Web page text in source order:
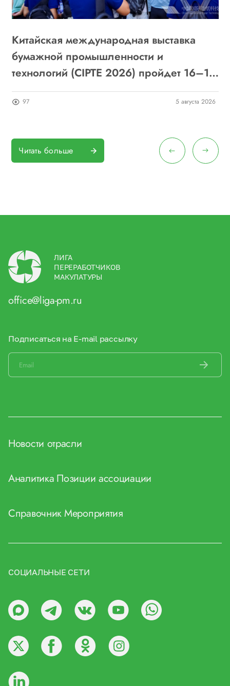
Китайская международная выставка
бумажной промышленности и
технологий (CIPTE 2026) пройдет 16–18
сентября в Ухане: приглашаем к участию
97 5 августа 2026
Читать больше
ЛИГА
ПЕРЕРАБОТЧИКОВ
МАКУЛАТУРЫ
office@liga-pm.ru
Подписаться на E-mail рассылку
Новости отрасли
Аналитика Позиции ассоциации
СправочникМероприятия
СОЦИАЛЬНЫЕ СЕТИ